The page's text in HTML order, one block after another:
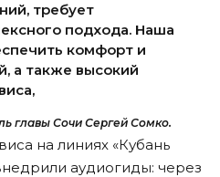
требует
подхода. Наша
комфорт и
а также высокий
главы Сочи Сергей Сомко.
на линиях «Кубань
аудиогиды: через